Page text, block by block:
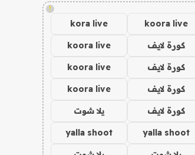
!
koora live
kora live
كورة لايف koora live
كورة لايف koora live
كورة لايف koora live
كورة لايف يلا شوت
yalla shoot
yalla shoot